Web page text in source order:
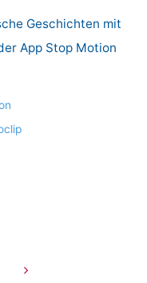
Geschichten mit
App Stop Motion